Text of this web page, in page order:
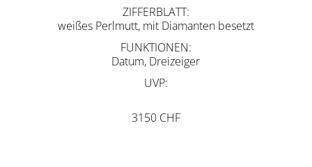
ZIFFERBLATT
weißes Perlmutt, mit Diamanten besetzt
FUNKTIONEN
Datum, Dreizeiger
UVP
3150 CHF